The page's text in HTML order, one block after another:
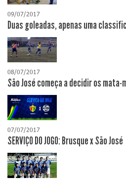
09/07/2017
Duas goleadas, apenas uma
08/07/2017
São José começa a decidir os mata-
07/07/2017
SERVIÇO DO JOGO: Brusque x São José